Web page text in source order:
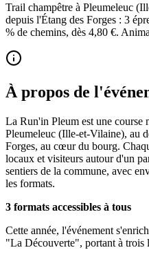
Trail champêtre à Pleumeleuc
depuis l'Étang des Forges : 3
% de chemins, dès 4,80 €.
À propos de
La Run'in Pleum est une course
Pleumeleuc (Ille-et-Vilaine), au
Forges, au cœur du bourg.
locaux et visiteurs autour d'un
sentiers de la commune, avec
les formats.
3 formats accessibles à tous
Cette année, l'événement
"La Découverte", portant à trois